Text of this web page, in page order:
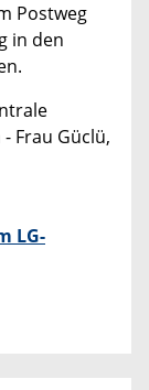
Postweg
in den
Frau Güclü,
LG-